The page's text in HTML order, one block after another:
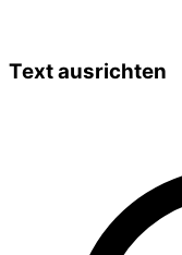
Text ausrichten